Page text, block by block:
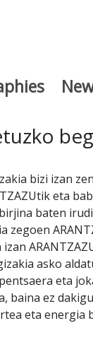
bizi izan
eta
baten
asko
eta
baina ez
eta energia